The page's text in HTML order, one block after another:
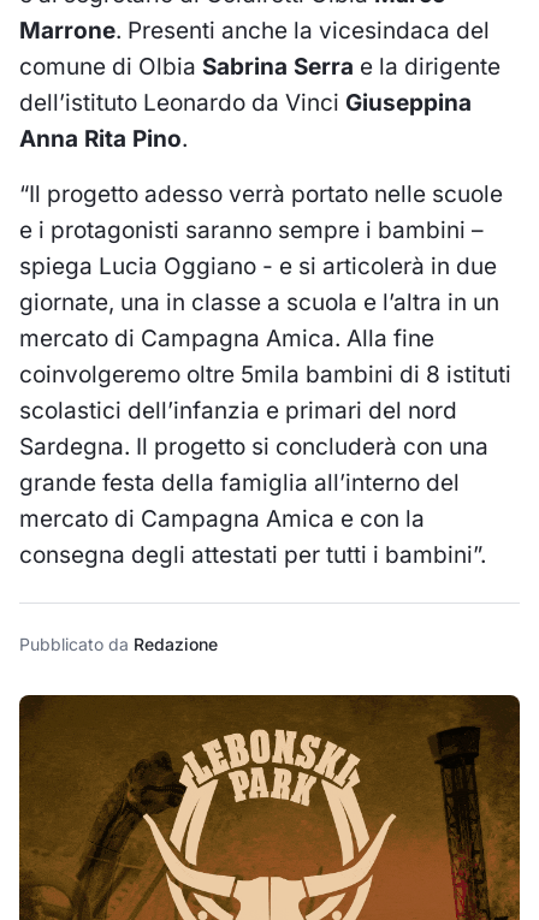
Marrone. Presenti anche la vicesindaca del
comune di Olbia Sabrina Serra e la dirigente
dell’istituto Leonardo da Vinci Giuseppina
Anna Rita Pino.
“Il progetto adesso verrà portato nelle scuole
e i protagonisti saranno sempre i bambini –
spiega Lucia Oggiano - e si articolerà in due
giornate, una in classe a scuola e l’altra in un
mercato di Campagna Amica. Alla fine
coinvolgeremo oltre 5mila bambini di 8 istituti
scolastici dell’infanzia e primari del nord
Sardegna. Il progetto si concluderà con una
grande festa della famiglia all’interno del
mercato di Campagna Amica e con la
consegna degli attestati per tutti i bambini”.
Pubblicato da Redazione